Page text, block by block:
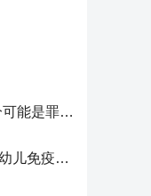
宝宝胃肠道不适？奶粉中的这些成分可能是罪魁祸首！
宝宝总生病就是免疫力低下？关于婴幼儿免疫力的真相，家长必须了解！